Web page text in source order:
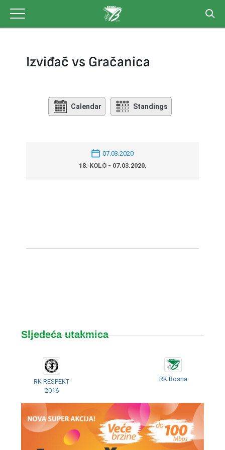
content
Izviđač vs Gračanica
Calendar Standings
07.03.2020
18. KOLO - 07.03.2020.
Sljedeća utakmica
RK RESPEKT
2016
RK Bosna